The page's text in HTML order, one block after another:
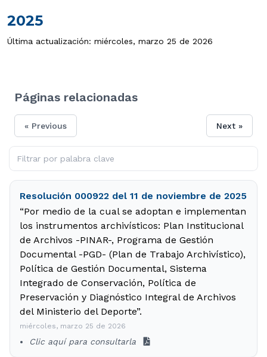
2025
Última actualización: miércoles, marzo 25 de 2026
Páginas relacionadas
« Previous Next »
Resolución 000922 del 11 de noviembre de 2025
“Por medio de la cual se adoptan e implementan
los instrumentos archivísticos: Plan Institucional
de Archivos -PINAR-, Programa de Gestión
Documental -PGD- (Plan de Trabajo Archivístico),
Política de Gestión Documental, Sistema
Integrado de Conservación, Política de
Preservación y Diagnóstico Integral de Archivos
del Ministerio del Deporte”.
miércoles, marzo 25 de 2026
Clic aquí para consultarla